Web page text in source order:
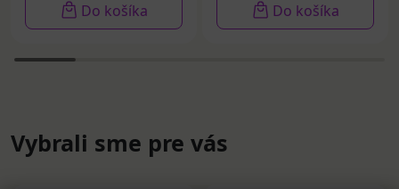
Do košíka Do košíka
Vybrali sme pre vás